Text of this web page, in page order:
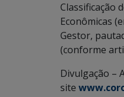
Classificação
Econômicas
Gestor,
(conforme
Divulgação –
site